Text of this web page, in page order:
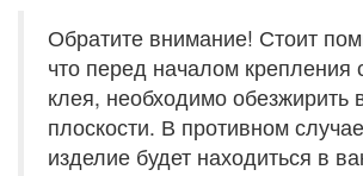
Обратите внимание! Стоит
что перед началом
клея, необходимо обезжирить
плоскости. В противном
изделие будет находиться в